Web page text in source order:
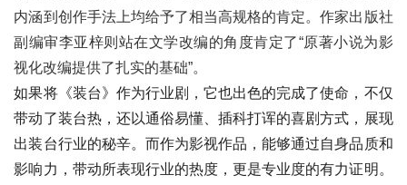
内涵到创作手法上均给予了相当高规格的肯定。作家出版社
副编审李亚梓则站在文学改编的角度肯定了“原著小说为影
视化改编提供了扎实的基础”。
如果将《装台》作为行业剧，它也出色的完成了使命，不仅
带动了装台热，还以通俗易懂、插科打诨的喜剧方式，展现
出装台行业的秘辛。而作为影视作品，能够通过自身品质和
影响力，带动所表现行业的热度，更是专业度的有力证明。